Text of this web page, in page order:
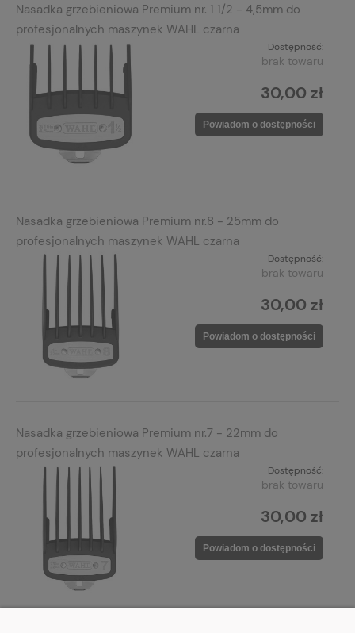
Nasadka grzebieniowa Premium nr. 1 1/2 - 4,5mm do
profesjonalnych maszynek WAHL czarna
Dostępność:
brak towaru
30,00 zł
Powiadom o dostępności
Nasadka grzebieniowa Premium nr.8 - 25mm do
profesjonalnych maszynek WAHL czarna
Dostępność:
brak towaru
30,00 zł
Powiadom o dostępności
Nasadka grzebieniowa Premium nr.7 - 22mm do
profesjonalnych maszynek WAHL czarna
Dostępność:
brak towaru
30,00 zł
Powiadom o dostępności